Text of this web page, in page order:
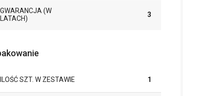
GWARANCJA (W
LATACH)
3
ILOŚĆ SZT. W ZESTAWIE 1